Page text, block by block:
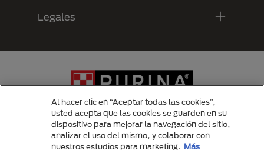
Legales
Menu Footer Secundario Purina
Al hacer clic en “Aceptar todas las cookies”,
usted acepta que las cookies se guarden en su
dispositivo para mejorar la navegación del sitio,
analizar el uso del mismo, y colaborar con
nuestros estudios para marketing. Más